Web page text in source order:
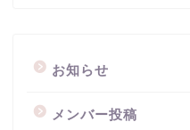
お知らせ
メンバー投稿